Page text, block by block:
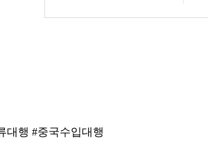
대행 #중국수입대행